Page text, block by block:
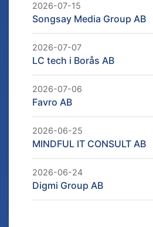
2026-07-15
Songsay Media Group AB
2026-07-07
LC tech i Borås AB
2026-07-06
Favro AB
2026-06-25
MINDFUL IT CONSULT AB
2026-06-24
Digmi Group AB